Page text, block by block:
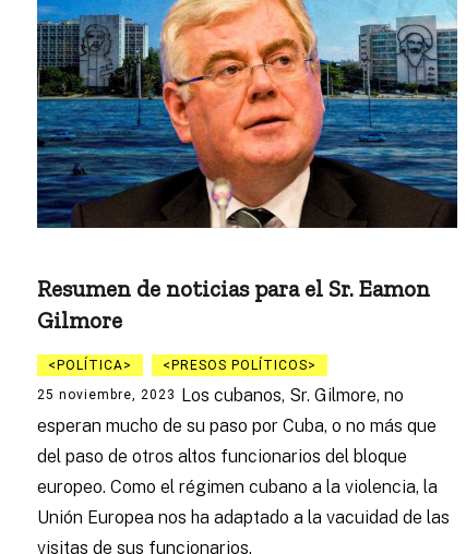
Resumen de noticias para el Sr. Eamon
Gilmore
POLÍTICA
PRESOS POLÍTICOS
25 noviembre, 2023
Los cubanos, Sr. Gilmore, no
esperan mucho de su paso por Cuba, o no más que
del paso de otros altos funcionarios del bloque
europeo. Como el régimen cubano a la violencia, la
Unión Europea nos ha adaptado a la vacuidad de las
visitas de sus funcionarios.